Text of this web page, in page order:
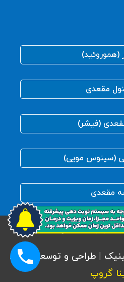
(هموروئید)
مقعدی
(فیشر)
(سینوس مویی)
مقعدی
کلینیک محفوظ است.
گروپ